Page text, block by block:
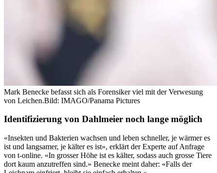
Mark Benecke befasst sich als Forensiker viel mit der Verwesung
von Leichen.Bild: IMAGO/Panama Pictures
Identifizierung von Dahlmeier noch lange möglich
«Insekten und Bakterien wachsen und leben schneller, je wärmer es
ist und langsamer, je kälter es ist», erklärt der Experte auf Anfrage
von t-online. «In grosser Höhe ist es kälter, sodass auch grosse Tiere
dort kaum anzutreffen sind.» Benecke meint daher: «Falls der